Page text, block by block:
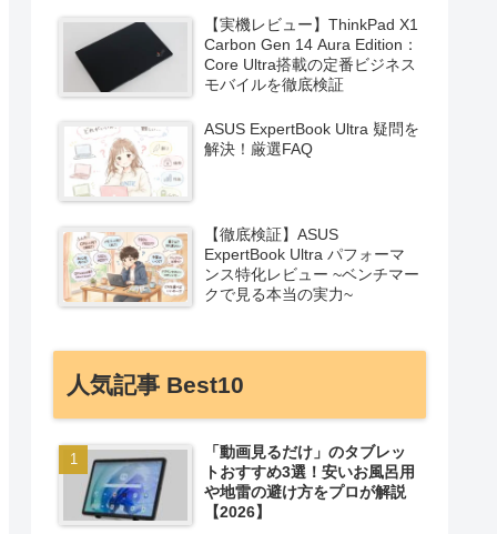
【実機レビュー】ThinkPad X1
Carbon Gen 14 Aura Edition：
Core Ultra搭載の定番ビジネス
モバイルを徹底検証
ASUS ExpertBook Ultra 疑問を
解決！厳選FAQ
【徹底検証】ASUS
ExpertBook Ultra パフォーマ
ンス特化レビュー ~ベンチマー
クで見る本当の実力~
人気記事 Best10
「動画見るだけ」のタブレッ
トおすすめ3選！安いお風呂用
や地雷の避け方をプロが解説
【2026】